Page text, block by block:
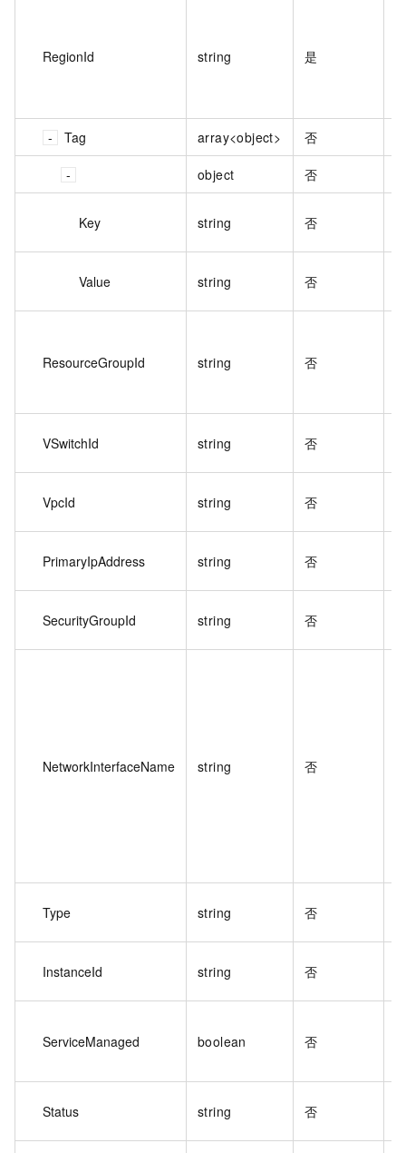
RegionId string 是
Tag array<object> 否
object 否
Key string 否
Value string 否
ResourceGroupId string 否
VSwitchId string 否
VpcId string 否
PrimaryIpAddress string 否
SecurityGroupId string 否
NetworkInterfaceName string 否
Type string 否
InstanceId string 否
ServiceManaged boolean 否
Status string 否